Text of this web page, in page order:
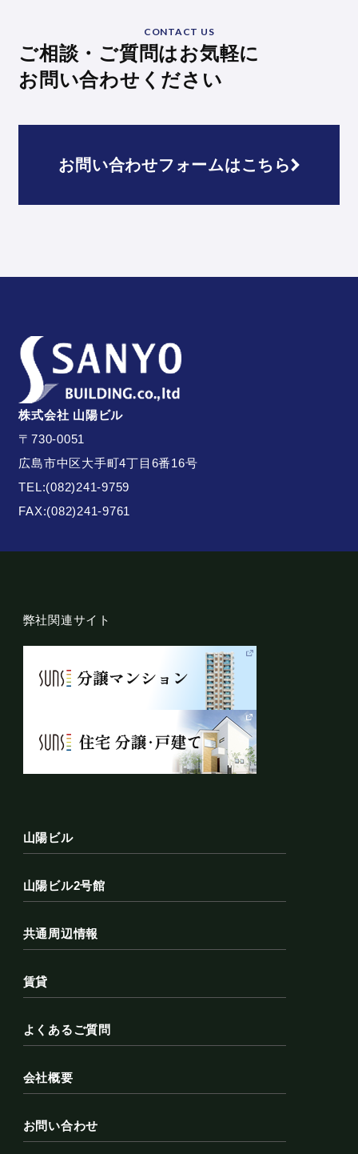
CONTACT US
ご相談・ご質問はお気軽に
お問い合わせください
お問い合わせフォームはこちら
株式会社 山陽ビル
〒730-0051
広島市中区大手町4丁目6番16号
TEL:(082)241-9759
FAX:(082)241-9761
弊社関連サイト
山陽ビル
山陽ビル2号館
共通周辺情報
賃貸
よくあるご質問
会社概要
お問い合わせ